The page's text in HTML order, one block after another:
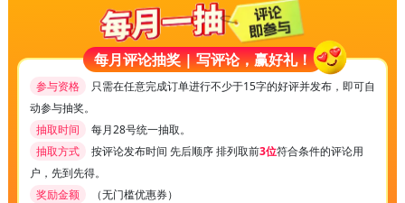
每月评论抽奖 | 写评论，赢好礼！
参与资格
只需在任意完成订单进行不少于15字的好评并发布，即可自
动参与抽奖。
抽取时间
每月28号统一抽取。
抽取方式
按评论发布时间 先后顺序 排列取前3位符合条件的评论用
户，先到先得。
奖励金额
（无门槛优惠券）